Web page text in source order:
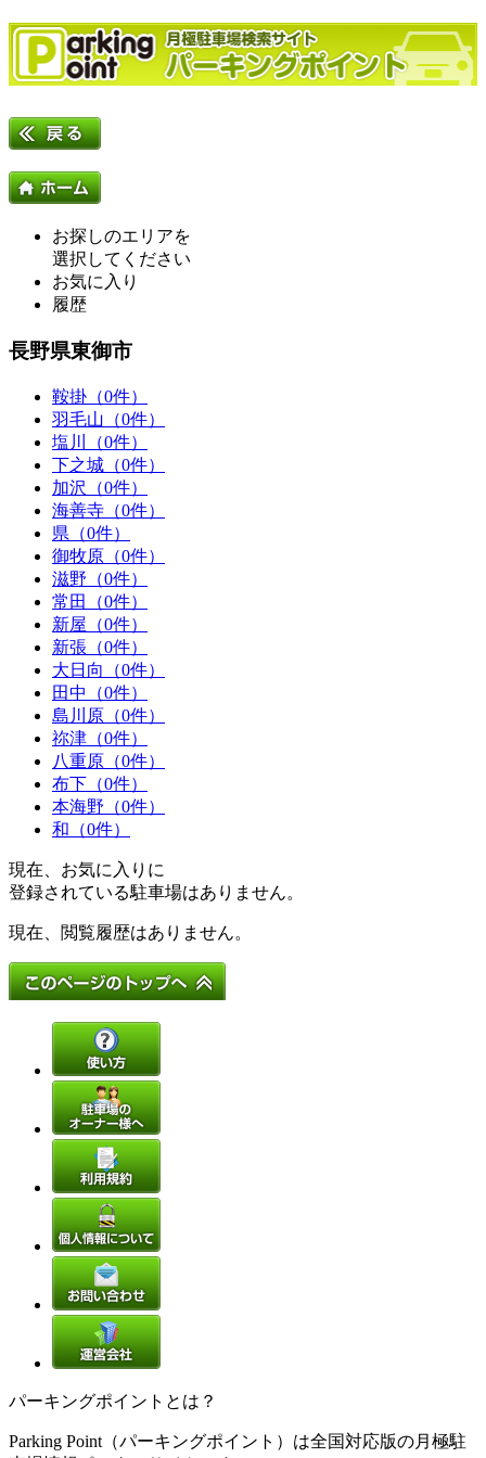
お探しのエリアを
選択してください
お気に入り
履歴
長野県東御市
鞍掛（0件）
羽毛山（0件）
塩川（0件）
下之城（0件）
加沢（0件）
海善寺（0件）
県（0件）
御牧原（0件）
滋野（0件）
常田（0件）
新屋（0件）
新張（0件）
大日向（0件）
田中（0件）
島川原（0件）
祢津（0件）
八重原（0件）
布下（0件）
本海野（0件）
和（0件）
現在、お気に入りに
登録されている駐車場はありません。
現在、閲覧履歴はありません。
パーキングポイントとは？
Parking Point（パーキングポイント）は全国対応版の月極駐